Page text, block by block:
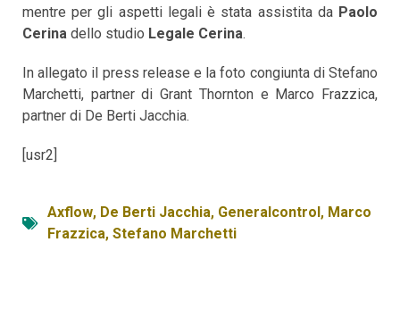
mentre per gli aspetti legali è stata assistita da Paolo
Cerina dello studio Legale Cerina.
In allegato il press release e la foto congiunta di Stefano
Marchetti, partner di Grant Thornton e Marco Frazzica,
partner di De Berti Jacchia.
[usr2]
Axflow, De Berti Jacchia, Generalcontrol, Marco
Frazzica, Stefano Marchetti